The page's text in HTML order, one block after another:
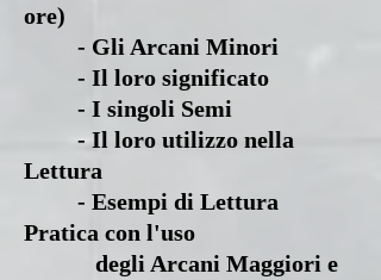
ore)
- Gli Arcani Minori
- Il loro significato
- I singoli Semi
- Il loro utilizzo nella
Lettura
- Esempi di Lettura
Pratica con l'uso
degli Arcani Maggiori e